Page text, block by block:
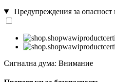
Предупреждения за опасност
Сигнална дума: Внимание